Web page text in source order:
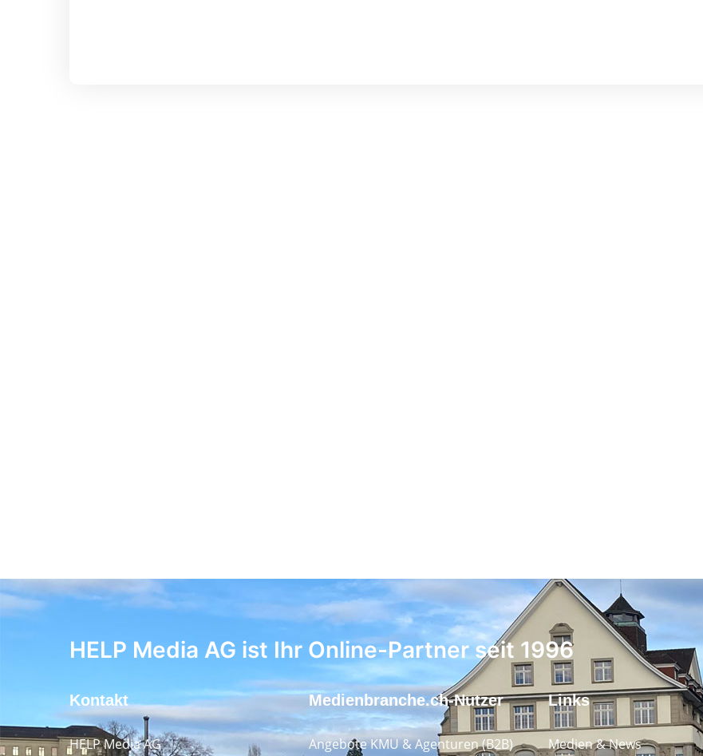
HELP Media AG ist Ihr Online-Partner seit 1996
Kontakt
HELP Media AG
Medienbranche.ch-Nutzer
Angebote KMU & Agenturen (B2B)
Links
Medien & News